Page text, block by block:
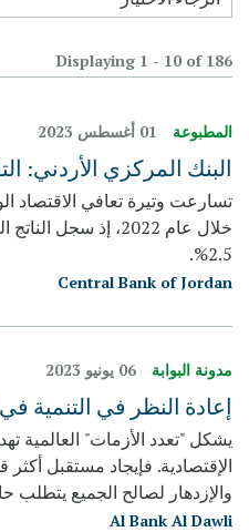
Displaying 1 - 10 of 186
المطبوعة 01 أغسطس 2023
البنك المركزي الأردني:
تسارعت وتيرة تعافي الاقتصاد
خلال عام 2022، إذ سجل
2.5%.
Central Bank of Jordan
مدونة البوابة 06 يونيو 2023
إعادة النظر في التنمية في
يشكل "تعدد الأزمات" العالمية
الإقتصادية. فإيجاد مستقبل أكثر
والإزدهار لصالح الجميع يتطلب
Al Bank Al Dawli